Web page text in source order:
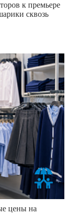
к премьере
сквозь
цены на